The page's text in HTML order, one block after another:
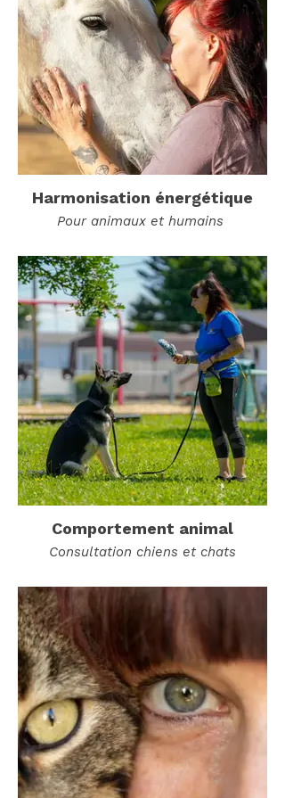
Harmonisation énergétique
Pour animaux et humains
Comportement animal
Consultation chiens et chats